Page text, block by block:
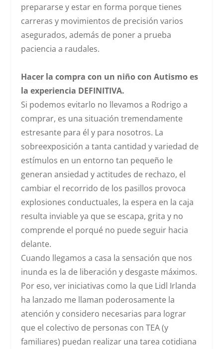
prepararse y estar en forma porque tienes
carreras y movimientos de precisión varios
asegurados, además de poner a prueba
paciencia a raudales.
Hacer la compra con un niño con Autismo es
la experiencia DEFINITIVA.
Si podemos evitarlo no llevamos a Rodrigo a
comprar, es una situación tremendamente
estresante para él y para nosotros. La
sobreexposición a tanta cantidad y variedad de
estímulos en un entorno tan pequeño le
generan ansiedad y actitudes de rechazo, el
cambiar el recorrido de los pasillos provoca
explosiones conductuales, la espera en la caja
resulta inviable ya que se escapa, grita y no
comprende el porqué no puede seguir hacia
delante.
Cuando llegamos a casa la sensación que nos
inunda es la de liberación y desgaste máximos.
Por eso, ver iniciativas como la que Lidl Irlanda
ha lanzado me llaman poderosamente la
atención y considero necesarias para lograr
que el colectivo de personas con TEA (y
familiares) puedan realizar una tarea cotidiana